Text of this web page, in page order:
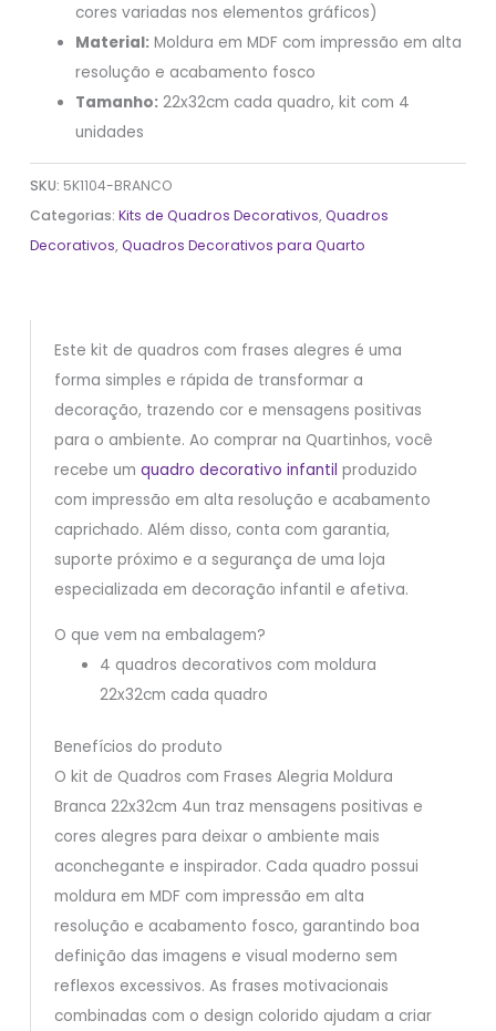
cores variadas nos elementos gráficos)
Material: Moldura em MDF com impressão em alta
resolução e acabamento fosco
Tamanho: 22x32cm cada quadro, kit com 4
unidades
SKU: 5K1104-BRANCO
Categorias:Kits de Quadros Decorativos,Quadros
Decorativos,Quadros Decorativos para Quarto
Este kit de quadros com frases alegres é uma
forma simples e rápida de transformar a
decoração, trazendo cor e mensagens positivas
para o ambiente. Ao comprar na Quartinhos, você
recebe um quadro decorativo infantil produzido
com impressão em alta resolução e acabamento
caprichado. Além disso, conta com garantia,
suporte próximo e a segurança de uma loja
especializada em decoração infantil e afetiva.
O que vem na embalagem?
4 quadros decorativos com moldura
22x32cm cada quadro
Benefícios do produto
O kit de Quadros com Frases Alegria Moldura
Branca 22x32cm 4un traz mensagens positivas e
cores alegres para deixar o ambiente mais
aconchegante e inspirador. Cada quadro possui
moldura em MDF com impressão em alta
resolução e acabamento fosco, garantindo boa
definição das imagens e visual moderno sem
reflexos excessivos. As frases motivacionais
combinadas com o design colorido ajudam a criar